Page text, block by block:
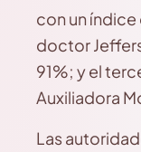
con un
doctor
91%; y el
Auxiliadora
Las